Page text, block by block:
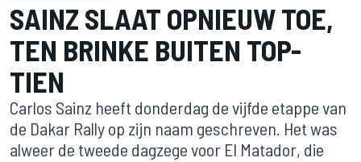
SAINZ SLAAT OPNIEUW TOE,
TEN BRINKE BUITEN TOP-
TIEN
Carlos Sainz heeft donderdag de vijfde etappe van
de Dakar Rally op zijn naam geschreven. Het was
alweer de tweede dagzege voor El Matador, die